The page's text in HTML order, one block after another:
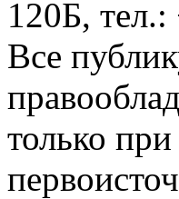
120Б,
Все
только